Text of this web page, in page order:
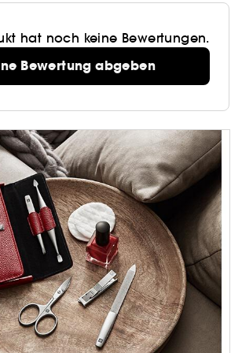
hat noch keine Bewertungen.
Bewertung abgeben